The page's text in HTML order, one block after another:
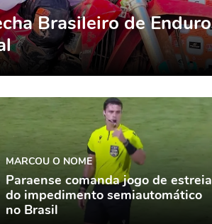
Brasileiro de Enduro
MARCOU O NOME
Paraense comanda jogo de estreia
do impedimento semiautomático
no Brasil